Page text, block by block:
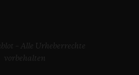
– Alle Urheberrechte
vorbehalten